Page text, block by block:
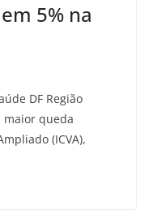
5% na
DF Região
maior queda
(ICVA),